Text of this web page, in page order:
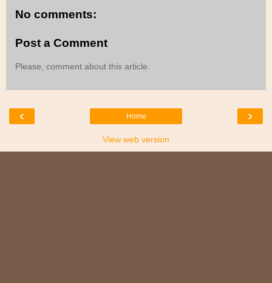
No comments:
Post a Comment
Please, comment about this article.
‹ ›
Home
View web version